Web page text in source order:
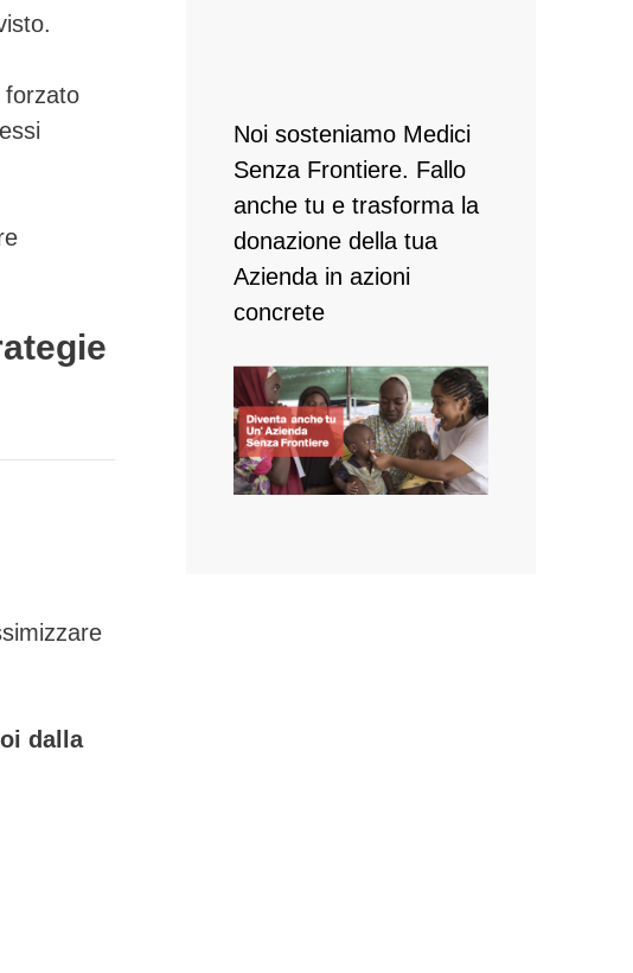
forzato
dalla
Noi sosteniamo Medici
Senza Frontiere. Fallo
anche tu e ​trasforma la
donazione della tua
Azienda in azioni
concrete